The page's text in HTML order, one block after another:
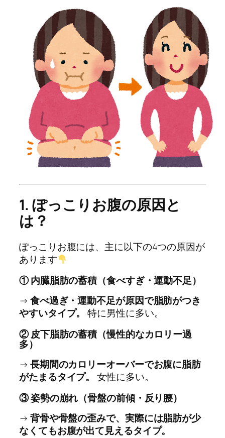
1. ぽっこりお腹の原因と
は？
ぽっこりお腹には、主に以下の4つの原因が
あります
① 内臓脂肪の蓄積（食べすぎ・運動不足）
→ 食べ過ぎ・運動不足が原因で脂肪がつき
やすいタイプ。
特に男性に多い。
② 皮下脂肪の蓄積（慢性的なカロリー過
多）
→ 長期間のカロリーオーバーでお腹に脂肪
がたまるタイプ。
女性に多い。
③ 姿勢の崩れ（骨盤の前傾・反り腰）
→ 背骨や骨盤の歪みで、実際には脂肪が少
なくてもお腹が出て見えるタイプ。